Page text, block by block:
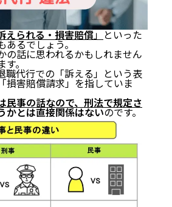
えられる・損害賠償」といった
あるでしょう。
の話に思われるかもしれません
す。
職代行での「訴える」という表
損害賠償請求」を指していま
民事の話なので、刑法で規定さ
かとは直接関係はないのです。